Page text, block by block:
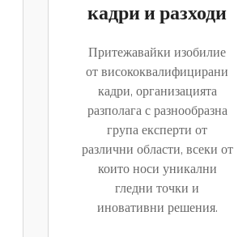
кадри и разходи
Притежавайки изобилие
от висококвалифицирани
кадри, организацията
разполага с разнообразна
група експерти от
различни области, всеки от
които носи уникални
гледни точки и
иновативни решения.